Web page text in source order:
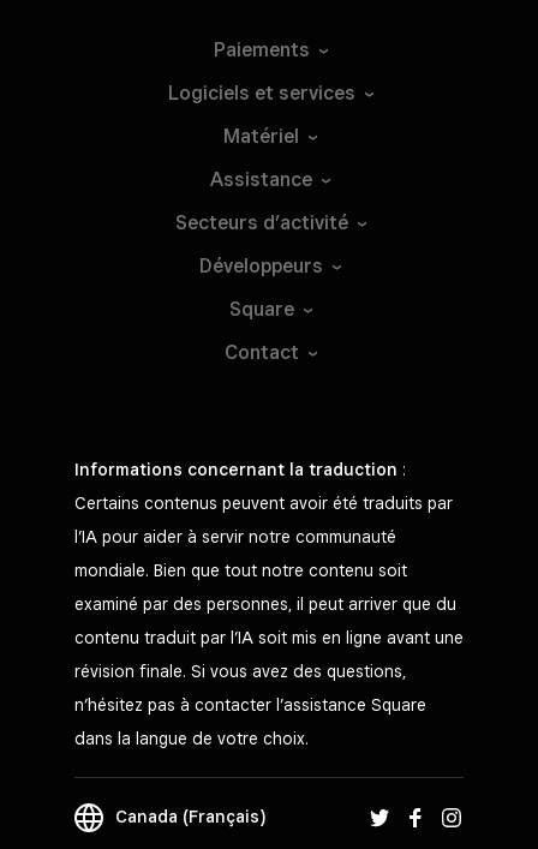
Paiements
Logiciels et services
Matériel
Assistance
Secteurs d’activité
Développeurs
Square
Contact
Informations concernant la traduction :
Certains contenus peuvent avoir été traduits par
l’IA pour aider à servir notre communauté
mondiale. Bien que tout notre contenu soit
examiné par des personnes, il peut arriver que du
contenu traduit par l’IA soit mis en ligne avant une
révision finale. Si vous avez des questions,
n’hésitez pas à contacter l’assistance Square
dans la langue de votre choix.
Canada (Français)